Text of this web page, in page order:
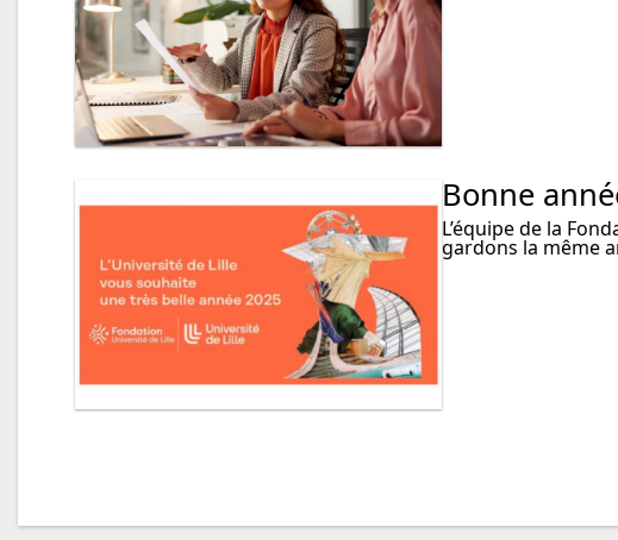
Bonne
L’équipe de la
gardons la même